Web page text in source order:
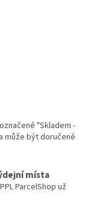
"Skladem -
může být doručené
místa
ParcelShop už